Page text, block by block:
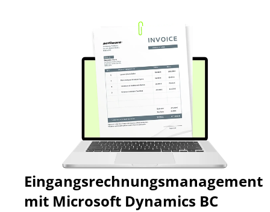
Eingangsrechnungsmanagement
mit Microsoft Dynamics BC